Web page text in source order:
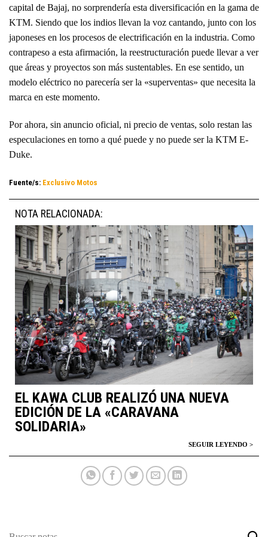
capital de Bajaj, no sorprendería esta diversificación en la gama de
KTM. Siendo que los indios llevan la voz cantando, junto con los
japoneses en los procesos de electrificación en la industria. Como
contrapeso a esta afirmación, la reestructuración puede llevar a ver
que áreas y proyectos son más sustentables. En ese sentido, un
modelo eléctrico no parecería ser la «superventas» que necesita la
marca en este momento.
Por ahora, sin anuncio oficial, ni precio de ventas, solo restan las
especulaciones en torno a qué puede y no puede ser la KTM E-
Duke.
Fuente/s: Exclusivo Motos
NOTA RELACIONADA:
EL KAWA CLUB REALIZÓ UNA NUEVA
EDICIÓN DE LA «CARAVANA
SOLIDARIA»